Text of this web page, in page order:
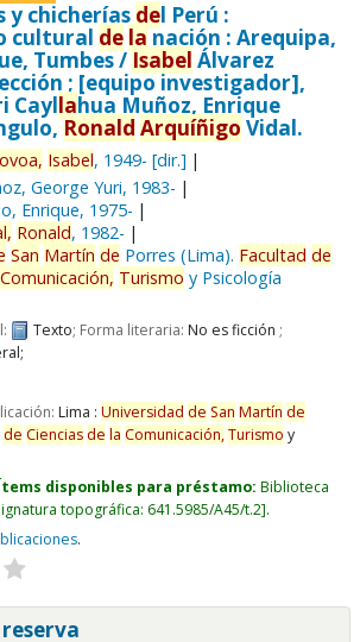
y chicherías del Perú :
cultural de lanación : Arequipa,
Tumbes /Isabel Álvarez
; [equipo investigador],
Cayllahua Muñoz, Enrique
Ronald Arquíñigo Vidal.
Isabel, 1949- [dir.]
George Yuri, 1983-
Enrique, 1975-
Ronald, 1982-
San Martín de Porres (Lima). Facultad de
Comunicación, Turismo y Psicología
Texto; Forma literaria: No es ficción ;
Lima : Universidad de San Martín de
de Ciencias de la Comunicación,Turismo y
disponibles para préstamo: Biblioteca
topográfica: 641.5985/A45/t.2 .
.